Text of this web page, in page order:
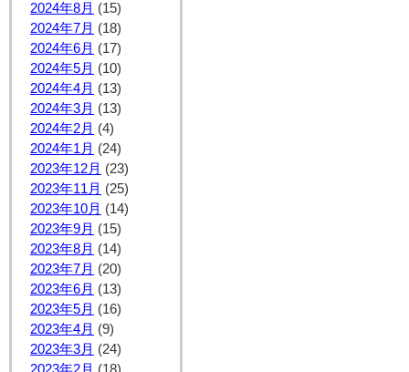
2024年8月 (15)
2024年7月 (18)
2024年6月 (17)
2024年5月 (10)
2024年4月 (13)
2024年3月 (13)
2024年2月 (4)
2024年1月 (24)
2023年12月 (23)
2023年11月 (25)
2023年10月 (14)
2023年9月 (15)
2023年8月 (14)
2023年7月 (20)
2023年6月 (13)
2023年5月 (16)
2023年4月 (9)
2023年3月 (24)